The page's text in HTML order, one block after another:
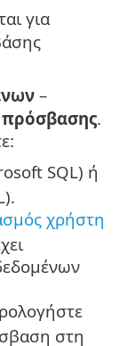
για
–
.
SQL) ή
χρήστη
στη